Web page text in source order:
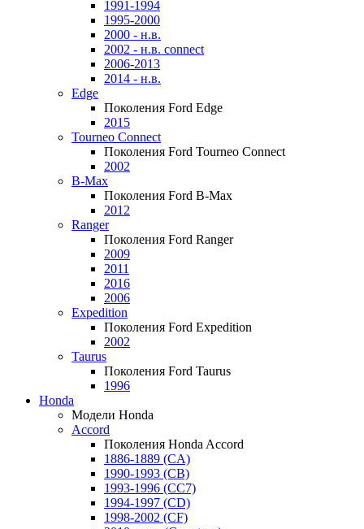
1991-1994
1995-2000
2000 - н.в.
2002 - н.в. connect
2006-2013
2014 - н.в.
Edge
Поколения Ford Edge
2015
Tourneo Connect
Поколения Ford Tourneo Connect
2002
B-Max
Поколения Ford B-Max
2012
Ranger
Поколения Ford Ranger
2009
2011
2016
2006
Expedition
Поколения Ford Expedition
2002
Taurus
Поколения Ford Taurus
1996
Honda
Модели Honda
Accord
Поколения Honda Accord
1886-1889 (CA)
1990-1993 (CB)
1993-1996 (CC7)
1994-1997 (CD)
1998-2002 (CF)